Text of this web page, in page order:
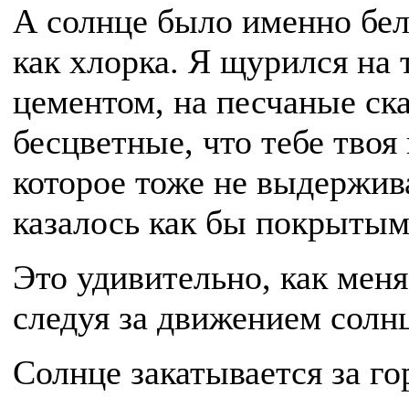
А солнце было именно
как хлорка. Я щурился на
цементом, на песчаные
бесцветные, что тебе
которое тоже не
казалось как бы
Это удивительно, как
следуя за движением
Солнце закатывается за